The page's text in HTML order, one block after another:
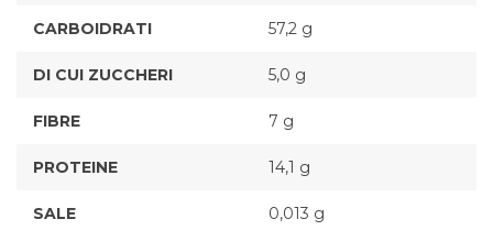
CARBOIDRATI 57,2 g
DI CUI ZUCCHERI 5,0 g
FIBRE 7 g
PROTEINE 14,1 g
SALE 0,013 g